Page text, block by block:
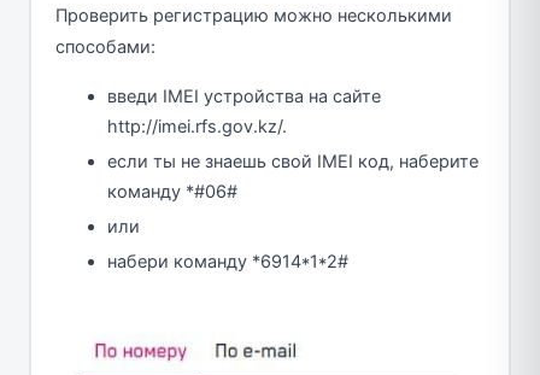
Проверить регистрацию можно несколькими
способами:
введи IMEI устройства на сайте
http://imei.rfs.gov.kz/.
если ты не знаешь свой IMEI код, наберите
команду *#06#
или
набери команду *6914*1*2#